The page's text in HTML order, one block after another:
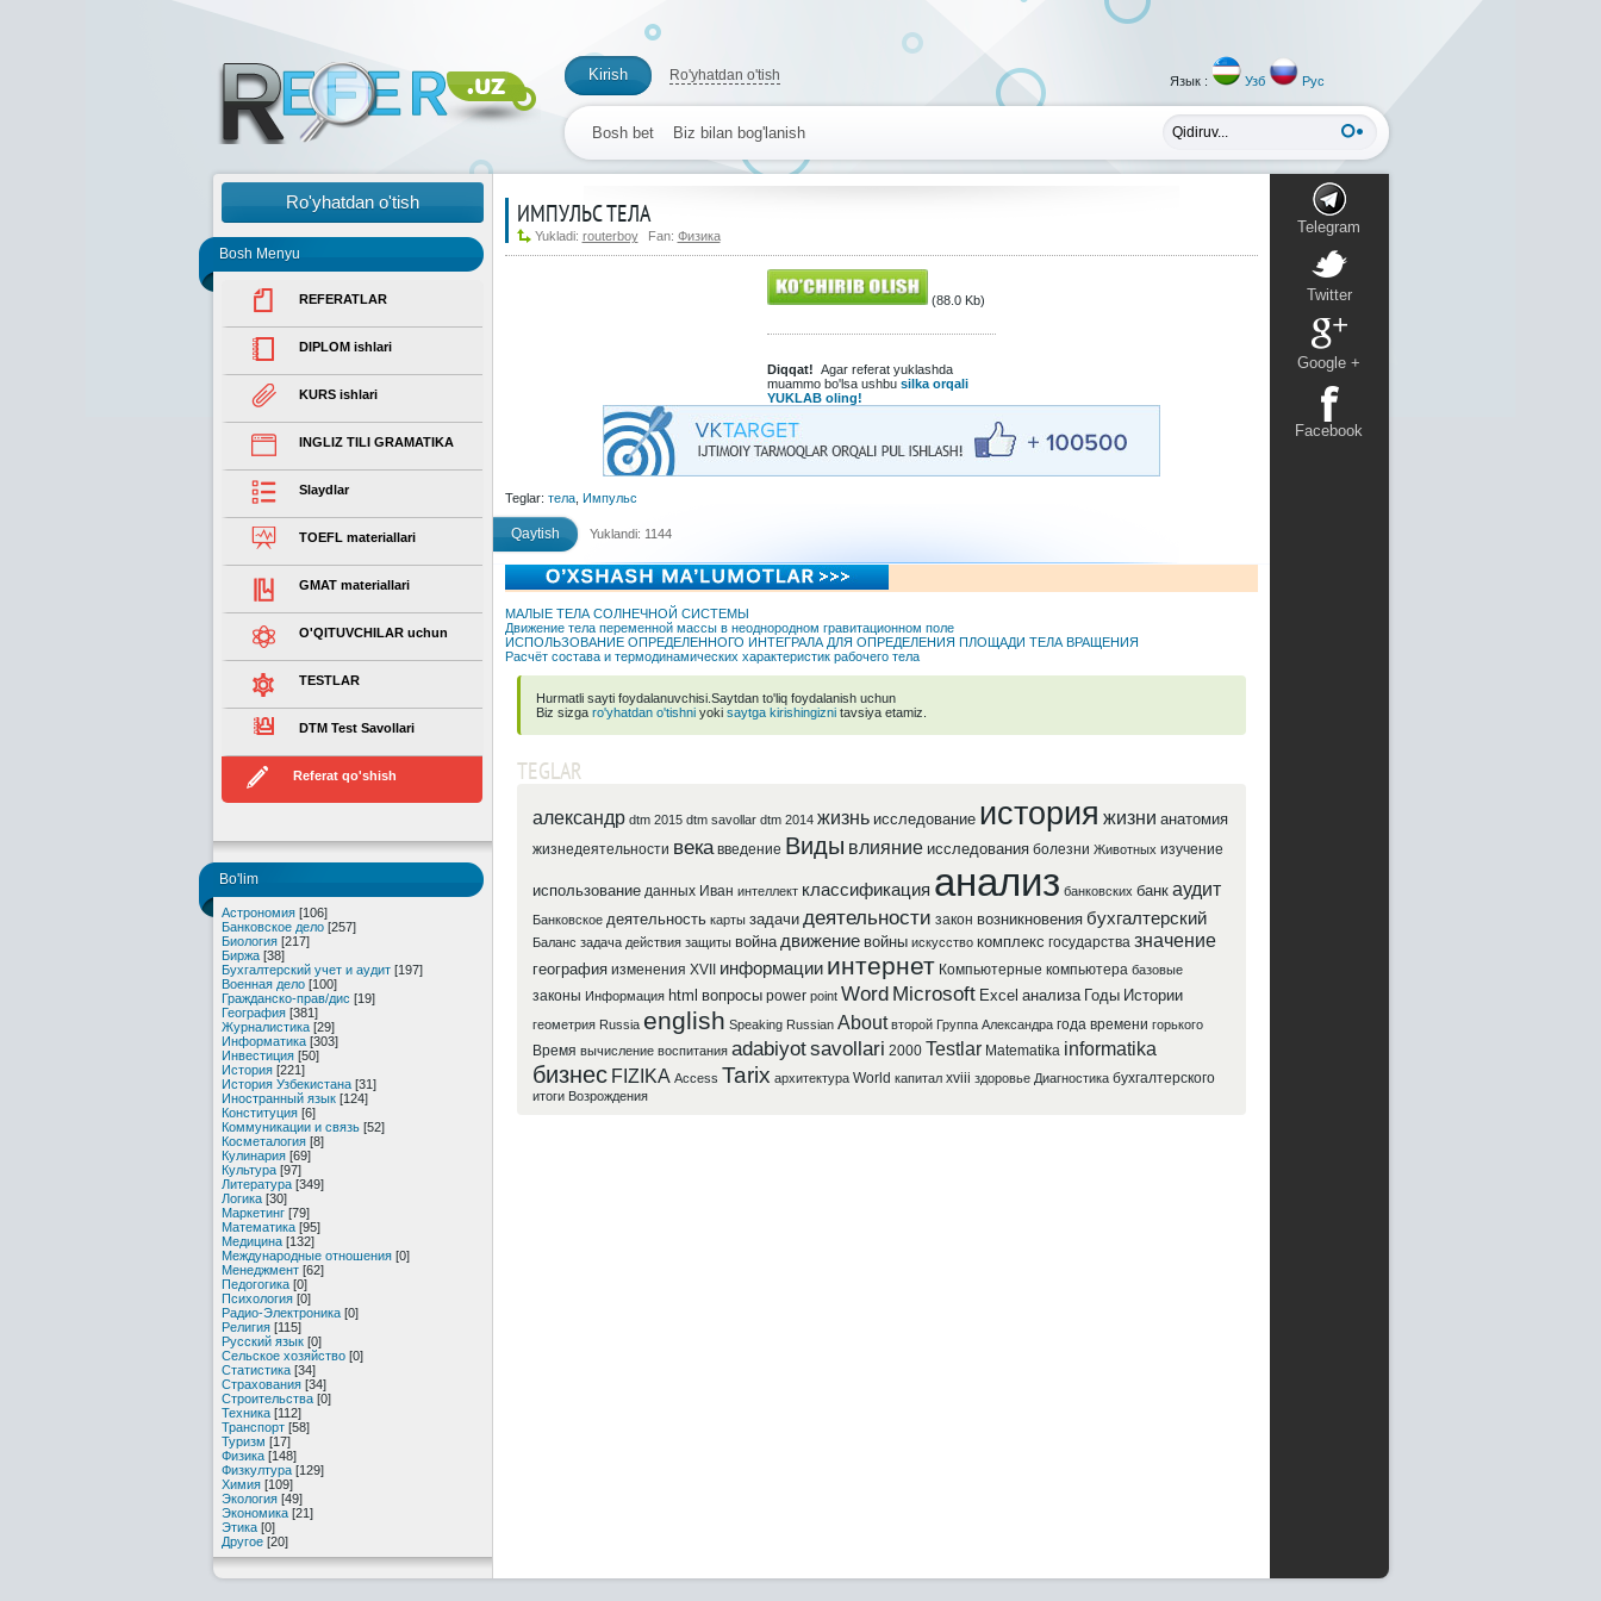
Kirish Ro'yhatdan o'tish Язык : Узб Рус
Bosh bet Biz bilan bog'lanish
Ro'yhatdan o'tish
Bosh Menyu
REFERATLAR
DIPLOM ishlari
KURS ishlari
INGLIZ TILI GRAMATIKA
Slaydlar
TOEFL materiallari
GMAT materiallari
O'QITUVCHILAR uchun
TESTLAR
DTM Test Savollari
Referat qo'shish
Bo'lim
Астрономия [106]
Банковское дело [257]
Биология [217]
Биржа [38]
Бухгалтерский учет и аудит [197]
Военная дело [100]
Гражданско-прав/дис [19]
География [381]
Журналистика [29]
Информатика [303]
Инвестиция [50]
История [221]
История Узбекистана [31]
Иностранный язык [124]
Конституция [6]
Коммуникации и связь [52]
Косметалогия [8]
Кулинария [69]
Культура [97]
Литература [349]
Логика [30]
Маркетинг [79]
Математика [95]
Медицина [132]
Международные отношения [0]
Менеджмент [62]
Педогогика [0]
Психология [0]
Радио-Электроника [0]
Религия [115]
Русский язык [0]
Сельское хозяйство [0]
Статистика [34]
Страхования [34]
Строительства [0]
Техника [112]
Транспорт [58]
Туризм [17]
Физика [148]
Физкултура [129]
Химия [109]
Экология [49]
Экономика [21]
Этика [0]
Другое [20]
Telegram
Twitter
Google +
Facebook
ИМПУЛЬС ТЕЛА
Yukladi: routerboy Fan: Физика
(88.0 Kb)
Diqqat! Agar referat yuklashda
muammo bo'lsa ushbu silka orqali
YUKLAB oling!
Teglar: тела, Импульс
Qaytish Yuklandi: 1144
МАЛЫЕ ТЕЛА СОЛНЕЧНОЙ СИСТЕМЫ
Движение тела переменной массы в неоднородном гравитационном поле
ИСПОЛЬЗОВАНИЕ ОПРЕДЕЛЕННОГО ИНТЕГРАЛА ДЛЯ ОПРЕДЕЛЕНИЯ ПЛОЩАДИ ТЕЛА ВРАЩЕНИЯ
Расчёт состава и термодинамических характеристик рабочего тела
Hurmatli sayti foydalanuvchisi.Saytdan to'liq foydalanish uchun
Biz sizga ro'yhatdan o'tishniyoki saytga kirishingiznitavsiya etamiz.
TEGLAR
александр dtm 2015 dtm savollar dtm 2014 жизнь исследование история жизни анатомия
жизнедеятельности века введение Виды влияние исследования болезни Животных изучение
использование данных Иван интеллект классификация анализ банковских банк аудит
Банковское деятельность карты задачи деятельности закон возникновения бухгалтерский
Баланс задача действия защиты война движение войны искусство комплекс государства значение
география изменения XVII информации интернет Компьютерные компьютера базовые
законы Информация html вопросы power point Word Microsoft Excel анализа Годы Истории
геометрия Russia english Speaking Russian About второй Группа Александра года времени горького
Время вычисление воспитания adabiyotsavollari 2000 Testlar Matematika informatika
бизнес FIZIKA Access Tarix архитектура World капитал xviii здоровье Диагностика бухгалтерского
итоги Возрождения